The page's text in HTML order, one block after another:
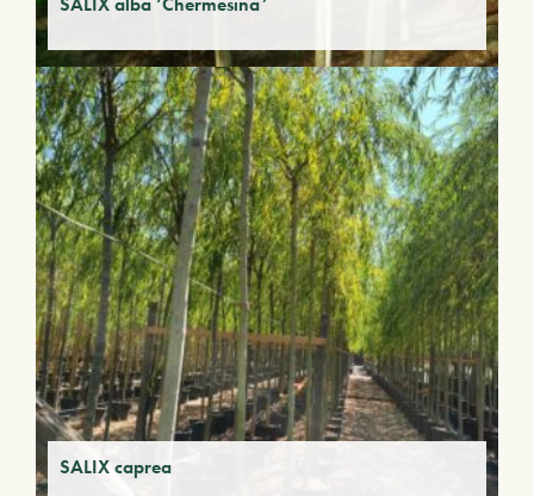
SALIX caprea